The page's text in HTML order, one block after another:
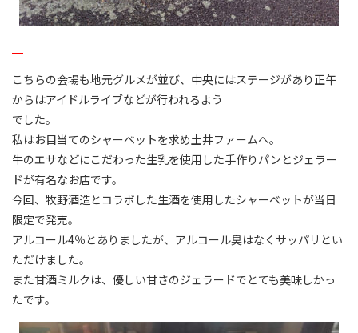
こちらの会場も地元グルメが並び、中央にはステージがあり正午
からはアイドルライブなどが行われるよう
でした。
私はお目当てのシャーベットを求め土井ファームへ。
牛のエサなどにこだわった生乳を使用した手作りパンとジェラー
ドが有名なお店です。
今回、牧野酒造とコラボした生酒を使用したシャーベットが当日
限定で発売。
アルコール4％とありましたが、アルコール臭はなくサッパリとい
ただけました。
また甘酒ミルクは、優しい甘さのジェラードでとても美味しかっ
たです。